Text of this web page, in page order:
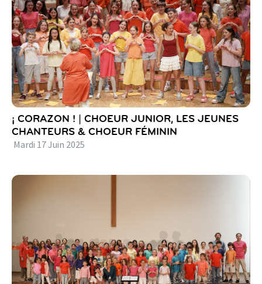
¡ CORAZON ! | CHOEUR JUNIOR, LES JEUNES
CHANTEURS & CHOEUR FÉMININ
Mardi 17Juin 2025